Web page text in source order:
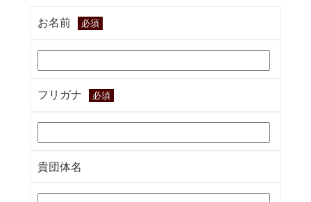
お名前 必須
フリガナ 必須
貴団体名